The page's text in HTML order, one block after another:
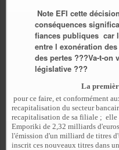
Note EFI cette
conséquences
fiances publiques car
entre l exonération
des pertes ???Va-t-on
législative ???
La
pour ce faire, et conformément
recapitalisation du secteur
recapitalisation de sa filiale ; elle
Emporiki de 2,32 milliards
l'émission d'un milliard de titres
inscrit ces nouveaux titres dans